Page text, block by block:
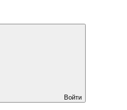
Войти